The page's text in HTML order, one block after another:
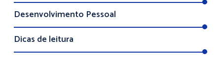
Desenvolvimento Pessoal
Dicas de leitura